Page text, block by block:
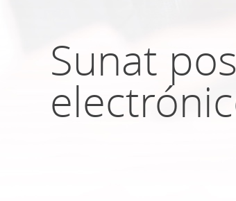
SunatTRIBUTACIÓN
NO DOMICILIADOS